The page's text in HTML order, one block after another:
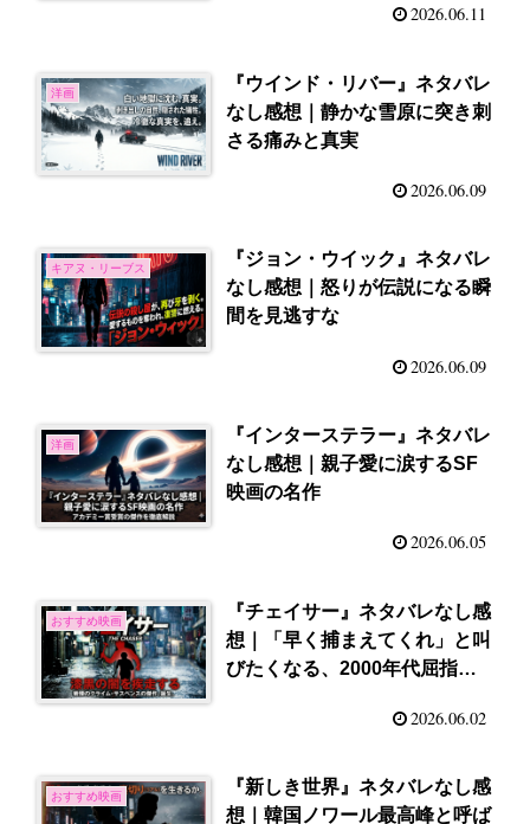
2026.06.11
洋画
『ウインド・リバー』ネタバレ
なし感想｜静かな雪原に突き刺
さる痛みと真実
2026.06.09
キアヌ・リーブス
『ジョン・ウイック』ネタバレ
なし感想｜怒りが伝説になる瞬
間を見逃すな
2026.06.09
洋画
『インターステラー』ネタバレ
なし感想｜親子愛に涙するSF
映画の名作
2026.06.05
おすすめ映画
『チェイサー』ネタバレなし感
想｜「早く捕まえてくれ」と叫
びたくなる、2000年代屈指の
2026.06.02
おすすめ映画
『新しき世界』ネタバレなし感
想｜韓国ノワール最高峰と呼ば